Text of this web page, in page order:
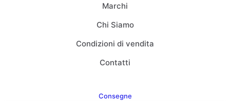
Marchi
Chi Siamo
Condizioni di vendita
Contatti
Consegne